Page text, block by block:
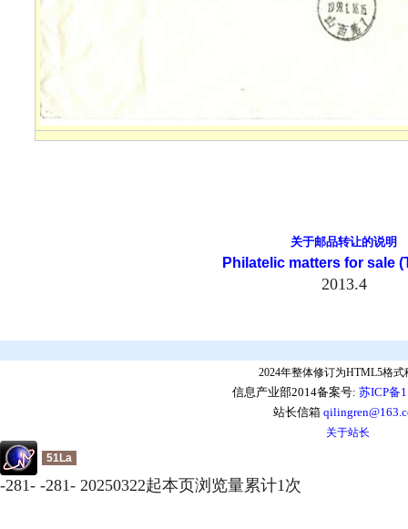
关于邮品转让的说明
Philatelic matters for sale
2013.4
2024年整体修订为HTML5格式
信息产业部2014备案号: 苏ICP备
站长信箱
关于站长
51La
-281- -281- 20250322起本页浏览量累计1次